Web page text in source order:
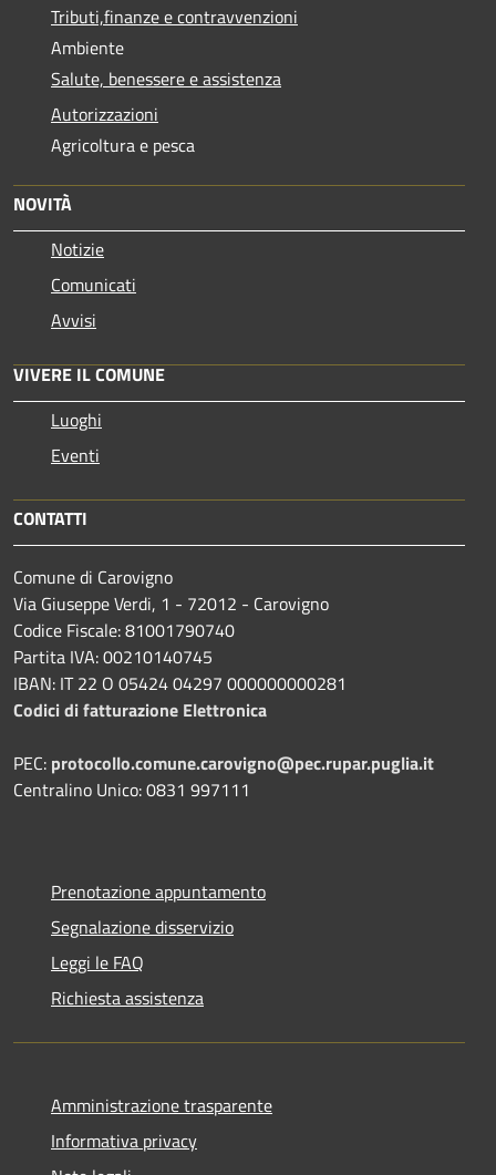
Tributi,finanze e contravvenzioni
Ambiente
Salute, benessere e assistenza
Autorizzazioni
Agricoltura e pesca
NOVITÀ
Notizie
Comunicati
Avvisi
VIVERE IL COMUNE
Luoghi
Eventi
CONTATTI
Comune di Carovigno
Via Giuseppe Verdi, 1 - 72012 - Carovigno
Codice Fiscale: 81001790740
Partita IVA: 00210140745
IBAN: IT 22 O 05424 04297 000000000281
Codici di fatturazione Elettronica
PEC: protocollo.comune.carovigno@pec.rupar.puglia.it
Centralino Unico: 0831 997111
Prenotazione appuntamento
Segnalazione disservizio
Leggi le FAQ
Richiesta assistenza
Amministrazione trasparente
Informativa privacy